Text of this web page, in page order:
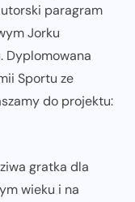
paragram
Jorku
Dyplomowana
Sportu ze
do projektu:
gratka dla
wieku i na